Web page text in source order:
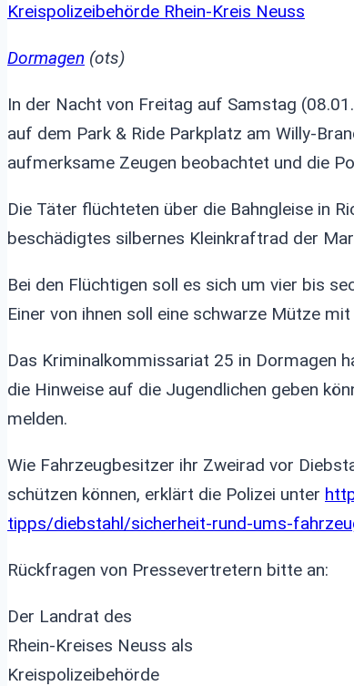
Kreispolizeibehörde Rhein-Kreis Neuss
Dormagen (ots)
In der Nacht von Freitag auf Samstag
auf dem Park & Ride Parkplatz am Willy-
aufmerksame Zeugen beobachtet und die
Die Täter flüchteten über die Bahngleise in
beschädigtes silbernes Kleinkraftrad der
Bei den Flüchtigen soll es sich um vier bis
Einer von ihnen soll eine schwarze Mütze
Das Kriminalkommissariat 25 in Dormagen
die Hinweise auf die Jugendlichen geben
melden.
Wie Fahrzeugbesitzer ihr Zweirad vor
schützen können, erklärt die Polizei unter
tipps/diebstahl/sicherheit-rund-ums-
Rückfragen von Pressevertretern bitte an:
Der Landrat des
Rhein-Kreises Neuss als
Kreispolizeibehörde